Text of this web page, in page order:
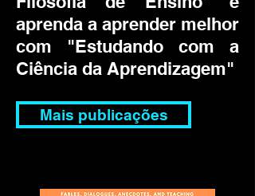
aprenda a aprender melhor
com "Estudando com a
Ciência da Aprendizagem"
Mais publicações